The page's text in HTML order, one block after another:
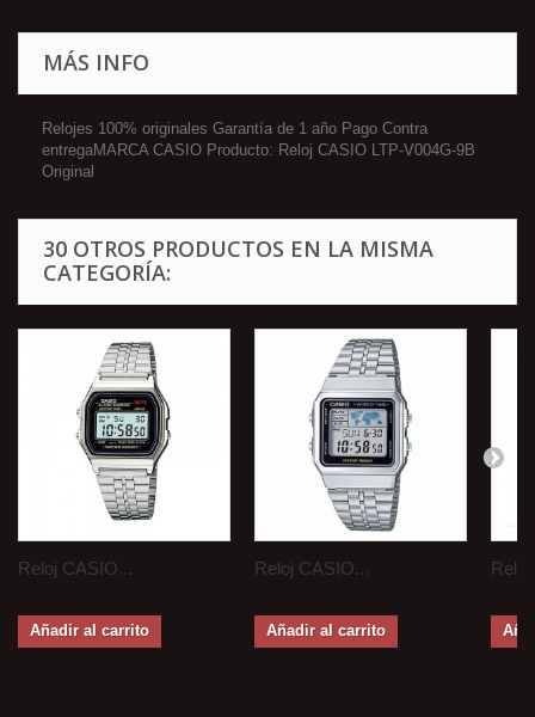
MÁS INFO
Relojes 100% originales Garantía de 1 año Pago Contra
entregaMARCA CASIO Producto: Reloj CASIO LTP-V004G-9B
Original
30 OTROS PRODUCTOS EN LA MISMA
CATEGORÍA:
Reloj CASIO...
Añadir al carrito
Reloj CASIO...
Añadir al carrito